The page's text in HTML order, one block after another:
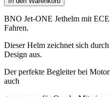
BNO Jet-ONE Jethelm mit
Fahren.
Dieser Helm zeichnet sich
Design aus.
Der perfekte Begleiter bei
auch